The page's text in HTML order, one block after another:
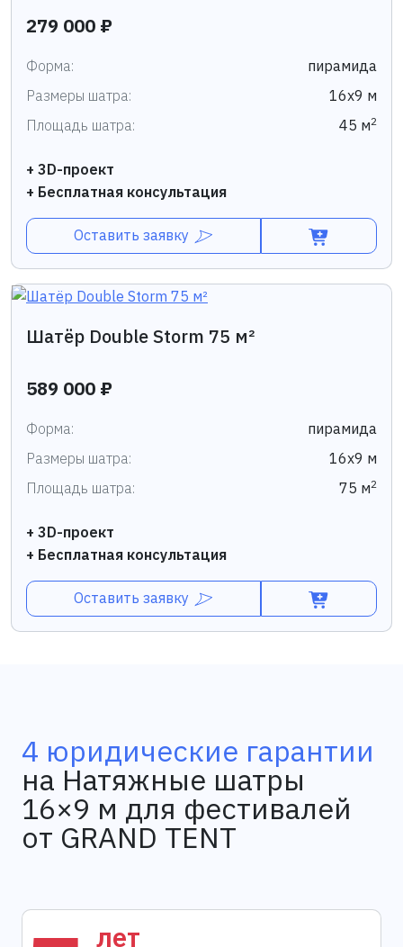
279 000 ₽
Форма:
пирамида
Размеры шатра:
16х9 м
Площадь шатра:
45 м2
+ 3D-проект
+ Бесплатная консультация
Оставить заявку
Шатёр Double Storm 75 м²
589 000 ₽
Форма:
пирамида
Размеры шатра:
16х9 м
Площадь шатра:
75 м2
+ 3D-проект
+ Бесплатная консультация
Оставить заявку
4 юридические гарантии
на Натяжные шатры
16×9 м для фестивалей
от GRAND TENT
лет